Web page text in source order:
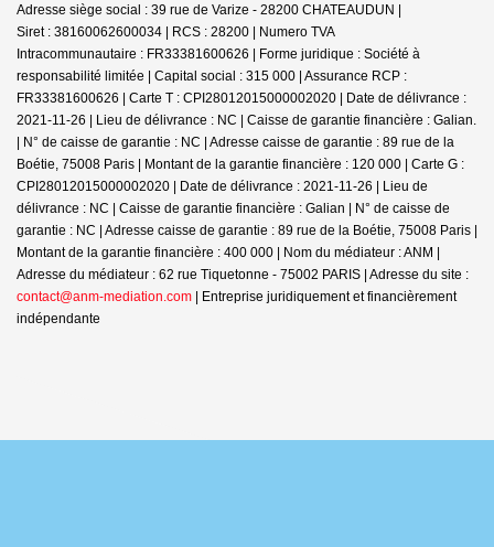
Adresse siège social : 39 rue de Varize - 28200 CHATEAUDUN |
Siret : 38160062600034 | RCS : 28200 | Numero TVA
Intracommunautaire : FR33381600626 | Forme juridique : Société à
responsabilité limitée | Capital social : 315 000 | Assurance RCP :
FR33381600626 | Carte T : CPI28012015000002020 | Date de délivrance :
2021-11-26 | Lieu de délivrance : NC | Caisse de garantie financière : Galian.
| N° de caisse de garantie : NC | Adresse caisse de garantie : 89 rue de la
Boétie, 75008 Paris | Montant de la garantie financière : 120 000 | Carte G :
CPI28012015000002020 | Date de délivrance : 2021-11-26 | Lieu de
délivrance : NC | Caisse de garantie financière : Galian | N° de caisse de
garantie : NC | Adresse caisse de garantie : 89 rue de la Boétie, 75008 Paris |
Montant de la garantie financière : 400 000 | Nom du médiateur : ANM |
Adresse du médiateur : 62 rue Tiquetonne - 75002 PARIS | Adresse du site :
contact@anm-mediation.com | Entreprise juridiquement et financièrement
indépendante